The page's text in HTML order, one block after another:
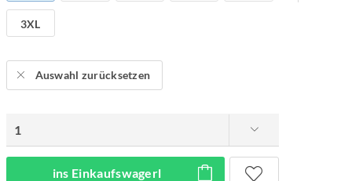
3XL
Auswahl zurücksetzen
ins Einkaufswagerl